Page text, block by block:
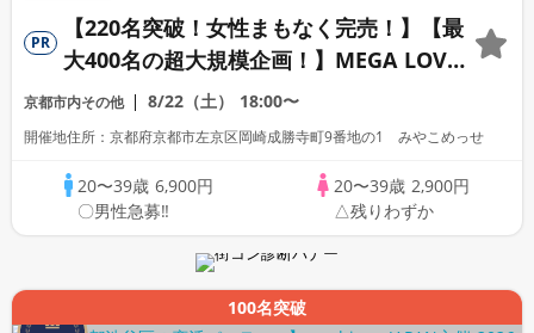
PR
【220名突破！女性まもなく完売！】【最
大400名の超大規模企画！】MEGA LOVE
FES～恋が動き出す出会いの祭典～
京都市内その他 8/22（土） 18:00〜
開催地住所：京都府京都市左京区岡崎成勝寺町9番地の1 みやこめっせ
20〜39歳6,900円
〇男性急募‼
20〜39歳2,900円
△残りわずか
100名突破